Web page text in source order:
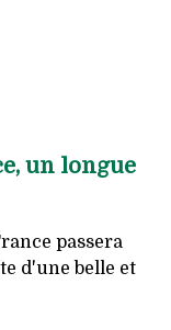
un longue
passera
d'une belle et